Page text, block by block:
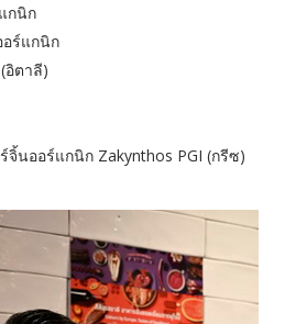
กนิก
อร์แกนิก
อิตาลี)
จิ้นออร์แกนิก Zakynthos PGI (กรีซ)